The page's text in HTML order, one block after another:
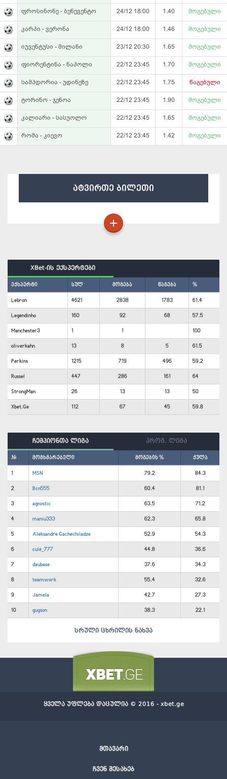
ფროსინონე - ბენევენტო 24/12 18:00 1.40 მოგებული
კარპი - ვერონა 24/12 18:00 1.46 მოგებული
იუვენტუსი - მილანი 23/12 20:30 1.65 მოგებული
ფიორენტინა - ნაპოლი 22/12 23:45 1.70 მოგებული
სამპდორია - უდინეზე 22/12 23:45 1.75 წაგებული
ტორინო - ჯენოა 22/12 23:45 1.90 მოგებული
კალიარი - სასუოლო 22/12 23:45 1.65 მოგებული
რომა - კიევო 22/12 23:45 1.42 მოგებული
ატვირთე ბილეთი
XBet-ის ექსპერტები
ექსპერტი სულ მოგება წაგება %
Lebron 4621 2838 1783 61.4
Legendinho 160 92 68 57.5
Manchester3 1 1 100
oliverkahn 13 8 5 61.5
Perkins 1215 719 496 59.2
Russel 447 286 161 64
StrongMan 26 13 13 50
Xbet.Ge 112 67 45 59.8
ჩემპიონთა ლიგა პროგ. ლიგა
# მომხმარებელი მოგების % ქულა
1 MSN 79.2 84.3
2 Bcn555 60.4 81.1
3 agnostic 63.5 71.2
4 maniu333 62.3 65.8
5 Aleksandre Gachechiladze 52.9 54.3
6 cule_777 44.8 36.6
7 daubase 37.6 34.3
8 teamwork 55.4 32.6
9 Jamela 42.7 27.3
10 gugson 38.3 22.1
სრული ცხრილის ნახვა
მთავარი
ჩვენ შესახებ
ყველა უფლება დაცულია © 2016 - xbet.ge